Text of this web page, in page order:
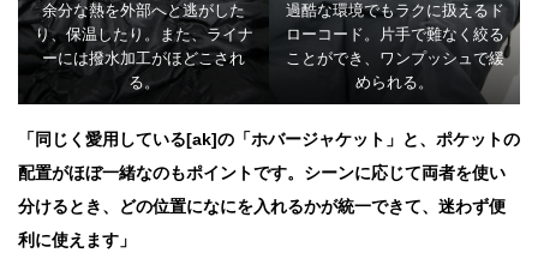
余分な熱を外部へと逃がした
り、保温したり。また、ライナ
ーには撥水加工がほどこされ
る。
過酷な環境でもラクに扱えるド
ローコード。片手で難なく絞る
ことができ、ワンプッシュで緩
められる。
「同じく愛用している[ak]の「ホバージャケット」と、ポケットの
配置がほぼ一緒なのもポイントです。シーンに応じて両者を使い
分けるとき、どの位置になにを入れるかが統一できて、迷わず便
利に使えます」